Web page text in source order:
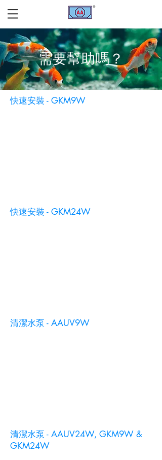
需要幫助嗎？
快速安裝 - GKM9W
快速安裝 - GKM24W
清潔水泵 - AAUV9W
清潔水泵 - AAUV24W, GKM9W &
GKM24W